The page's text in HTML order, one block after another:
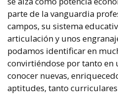
parte de la vanguardia
campos, su sistema
articulación y unos
podamos identificar en
convirtiéndose por tanto
conocer nuevas,
aptitudes, tanto